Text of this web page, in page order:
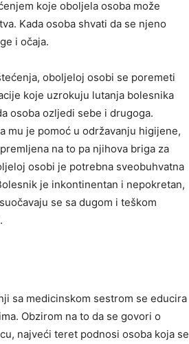
koje oboljela osoba može
Kada osoba shvati da se njeno
i očaja.
oboljeloj osobi se poremeti
koje uzrokuju lutanja bolesnika
osoba ozljedi sebe i drugoga.
mu je pomoć u održavanju higijene,
na to pa njihova briga za
osobi je potrebna sveobuhvatna
je inkontinentan i nepokretan,
se sa dugom i teškom
sa medicinskom sestrom se educira
Obzirom na to da se govori o
najveći teret podnosi osoba koja se